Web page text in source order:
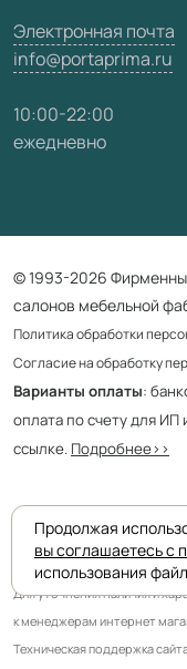
Электронная почта
info@portaprima.ru
10:00-22:00
ежедневно
© 1993-2026
салонов мебельной
Политика обработки
Согласие на обработку
Варианты оплаты:
оплата по счету для
ссылке. Подробнее>>
Приведенная на сайте
и носит информационно
Для уточнения наличия и
к менеджерам интернет
Техническая поддержка
Продолжая
вы соглашаетесь с
использования